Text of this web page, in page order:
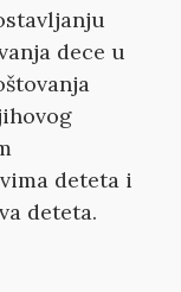
dece u
deteta i
deteta.